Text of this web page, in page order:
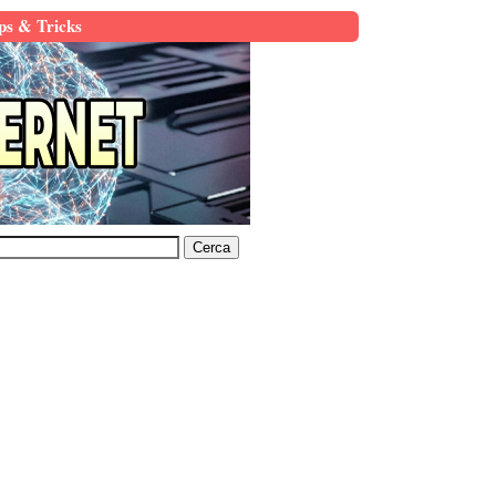
& Tricks